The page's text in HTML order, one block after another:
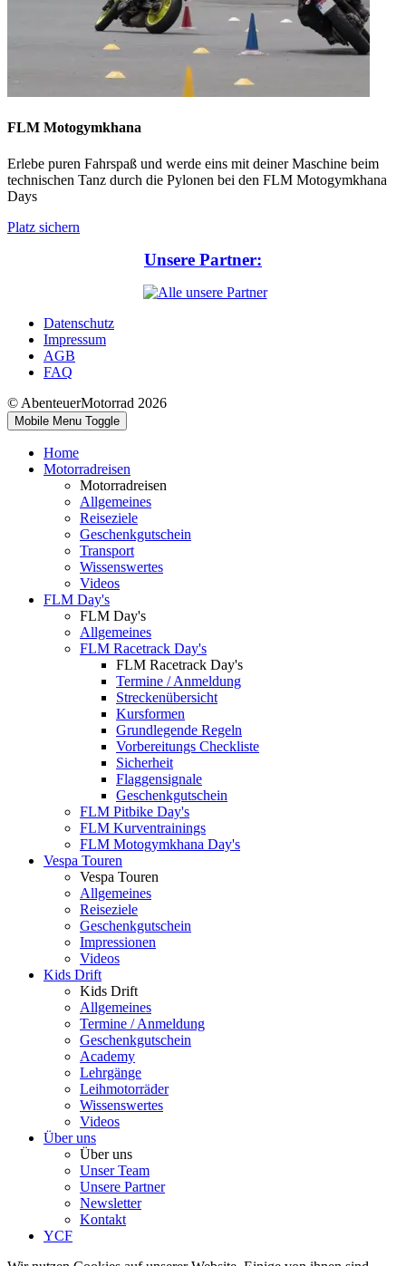
FLM Motogymkhana
Erlebe puren Fahrspaß und werde eins mit deiner Maschine beim
technischen Tanz durch die Pylonen bei den FLM Motogymkhana
Days
Platz sichern
Unsere Partner:
Datenschutz
Impressum
AGB
FAQ
© AbenteuerMotorrad 2026
Mobile Menu Toggle
Home
Motorradreisen
Motorradreisen
Allgemeines
Reiseziele
Geschenkgutschein
Transport
Wissenswertes
Videos
FLM Day's
FLM Day's
Allgemeines
FLM Racetrack Day's
FLM Racetrack Day's
Termine / Anmeldung
Streckenübersicht
Kursformen
Grundlegende Regeln
Vorbereitungs Checkliste
Sicherheit
Flaggensignale
Geschenkgutschein
FLM Pitbike Day's
FLM Kurventrainings
FLM Motogymkhana Day's
Vespa Touren
Vespa Touren
Allgemeines
Reiseziele
Geschenkgutschein
Impressionen
Videos
Kids Drift
Kids Drift
Allgemeines
Termine / Anmeldung
Geschenkgutschein
Academy
Lehrgänge
Leihmotorräder
Wissenswertes
Videos
Über uns
Über uns
Unser Team
Unsere Partner
Newsletter
Kontakt
YCF